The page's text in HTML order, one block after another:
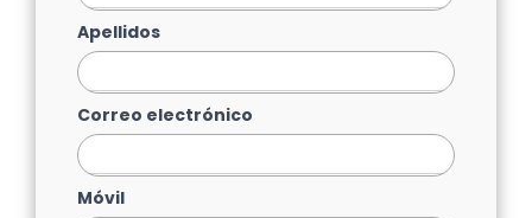
Apellidos
Correo electrónico
Móvil